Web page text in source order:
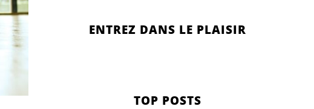
ENTREZ DANS LE PLAISIR
TOP POSTS